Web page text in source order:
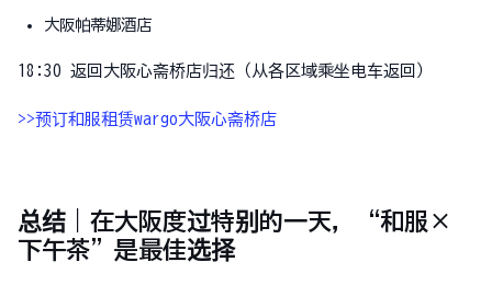
大阪帕蒂娜酒店
18:30 返回大阪心斋桥店归还（从各区域乘坐电车返回）
>>预订和服租赁wargo大阪心斋桥店
总结｜在大阪度过特别的一天，“和服×
下午茶”是最佳选择